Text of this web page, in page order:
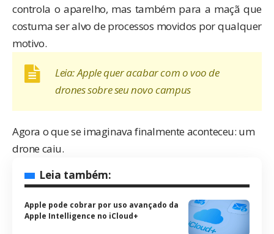
controla o aparelho, mas também para a maçã que
costuma ser alvo de processos movidos por qualquer
motivo.
Leia:Apple quer acabar com o voo de
drones sobre seu novo campus
Agora o que se imaginava finalmente aconteceu: um
drone caiu.
Leia também:
Apple pode cobrar por uso avançado da
Apple Intelligence no iCloud+